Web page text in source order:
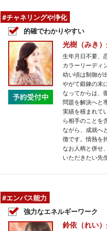
#チャネリングや浄化
的確でわかりやすい
光樹（みき
生年月日不要、
カラーリーディ
幼い頃は制御が
やがて鍛錬の末
なってからは、
問題を解決へと
実績を積まれて
ら相手のことを
ながら、成就へ
徴です。情熱を
なお人柄と併せ
いただきたい先
#エンパス能力
強力なエネルギーワーク
鈴依（れい